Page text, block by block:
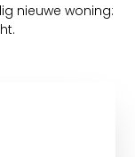
nieuwe woning: